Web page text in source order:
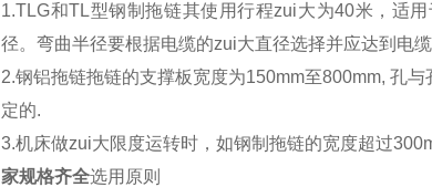
1.TLG和TL型钢制拖链其使用行程zui大为40米，适
径。弯曲半径要根据电缆的zui大直径选择并应达到电
2.钢铝拖链拖链的支撑板宽度为150mm至800mm, 孔
定的.
3.机床做zui大限度运转时，如钢制拖链的宽度超过
家规格齐全选用原则